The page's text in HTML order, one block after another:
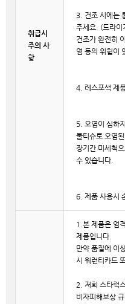
취급시
주의 사
항
3. 건조 시에는
주세요. (드라이
건조가 완전히
염 등의 위험이
4. 레스포색 제
5. 오염이 심하
물티슈로 오염
장기간 미세척
수 있습니다.
6. 제품 사용시
1.본 제품은 엄
제품입니다.
만약 품질에 이
시 워런티카드
2. 저희 스타럭
비자피해보상